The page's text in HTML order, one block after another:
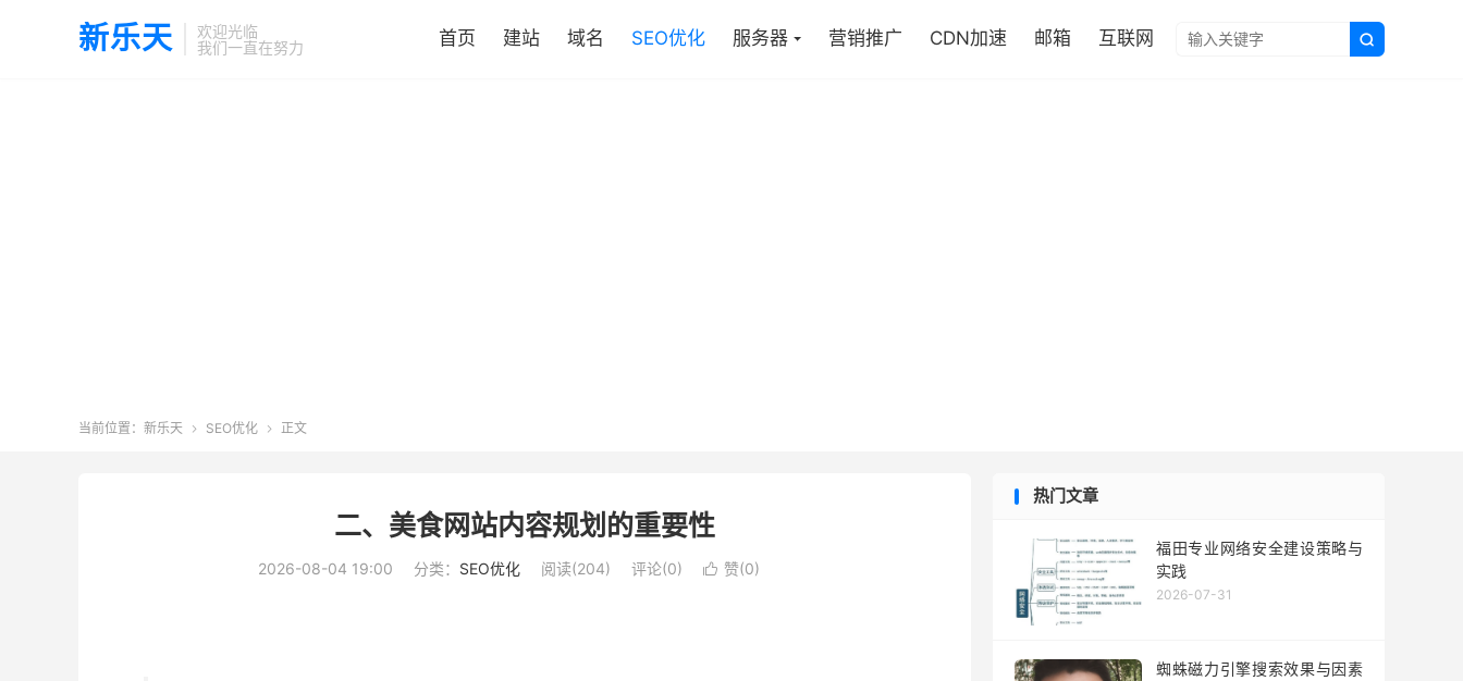
新乐天
欢迎光临
我们一直在努力

首页 建站 域名 SEO优化 服务器 营销推广 CDN加速 邮箱 互联网
当前位置： 新乐天  SEO优化  正文
二、美食网站内容规划的重要性
2026-08-04 19:00 分类： SEO优化 阅读(204) 评论(0)  赞(0)
热门文章
福田专业网络安全建设策略与
实践
2026-07-31
蜘蛛磁力引擎搜索效果与因素